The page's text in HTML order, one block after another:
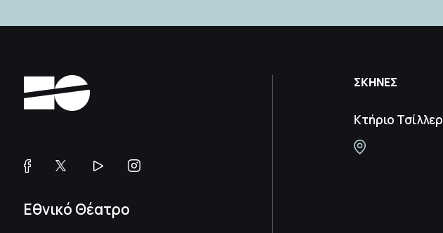
ΣΚΗΝΕΣ
Κτήριο Τσίλλερ
Εθνικό Θέατρο